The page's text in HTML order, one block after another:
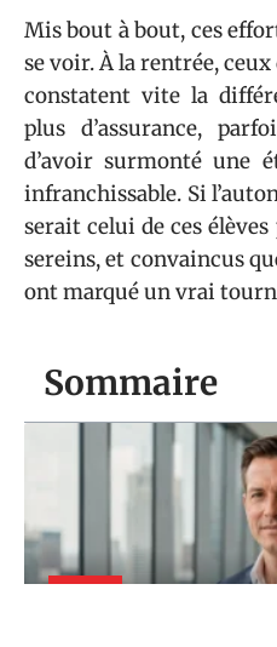
Sommaire
FOYER
Mis bout à bout, ces
se voir. À la rentrée,
constatent vite la
plus d’assurance,
d’avoir surmonté une
infranchissable. Si
serait celui de ces
sereins, et convaincus
ont marqué un vrai